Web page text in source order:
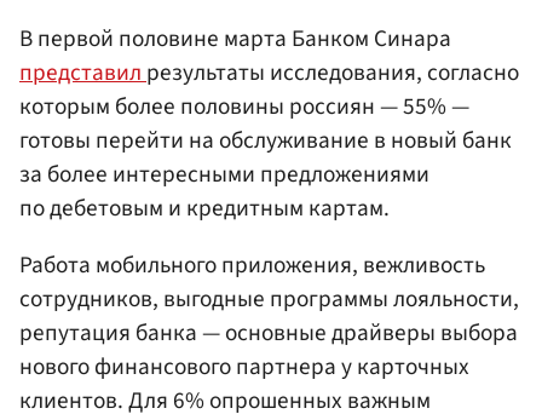
В первой половине марта Банком Синара
представил результаты исследования, согласно
которым более половины россиян — 55% —
готовы перейти на обслуживание в новый банк
за более интересными предложениями
по дебетовым и кредитным картам.
Работа мобильного приложения, вежливость
сотрудников, выгодные программы лояльности,
репутация банка — основные драйверы выбора
нового финансового партнера у карточных
клиентов. Для 6% опрошенных важным